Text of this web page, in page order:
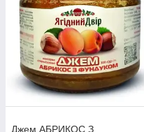
Джем АБРИКОС З